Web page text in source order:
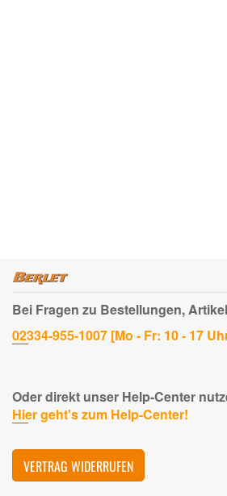
Bei Fragen zu Bestellungen,
02334-955-1007 [Mo - Fr: 10 - 17
Oder direkt unser Help-Center
Hier geht's zum Help-Center!
VERTRAG WIDERRUFEN